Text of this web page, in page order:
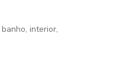
, interior,